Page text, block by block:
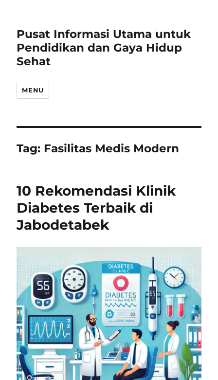
Pusat Informasi Utama untuk
Pendidikan dan Gaya Hidup
Sehat
MENU
Tag: Fasilitas Medis Modern
10 Rekomendasi Klinik
Diabetes Terbaik di
Jabodetabek